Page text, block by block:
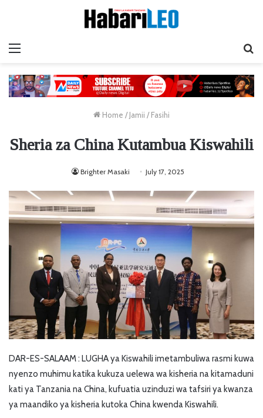
Home / Jamii / Fasihi
Sheria za China Kutambua Kiswahili
Brighter Masaki July 17, 2025
DAR-ES-SALAAM : LUGHA ya Kiswahili imetambuliwa rasmi kuwa
nyenzo muhimu katika kukuza uelewa wa kisheria na kitamaduni
kati ya Tanzania na China, kufuatia uzinduzi wa tafsiri ya kwanza
ya maandiko ya kisheria kutoka China kwenda Kiswahili.